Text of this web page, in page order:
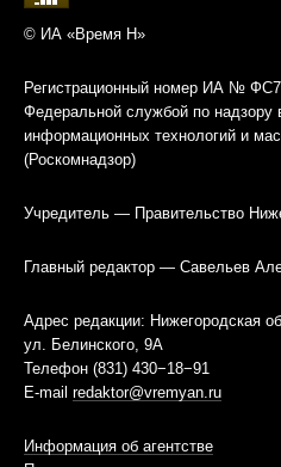
© ИА «Время Н»
Регистрационный номер ИА №
Федеральной службой по надзору
информационных технологий и
(Роскомнадзор)
Учредитель — Правительство
Главный редактор — Савельев
Адрес редакции: Нижегородская
ул. Белинского, 9А
Телефон (831) 430−18−91
E-mail redaktor@vremyan.ru
Информация об агентстве